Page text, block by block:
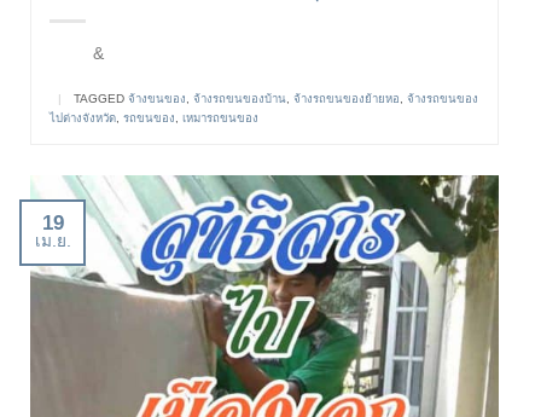
&
TAGGED จ้างขนของ, จ้างรถขนของบ้าน, จ้างรถขนของย้ายหอ, จ้างรถขนของ
ไปต่างจังหวัด, รถขนของ, เหมารถขนของ
19
เม.ย.